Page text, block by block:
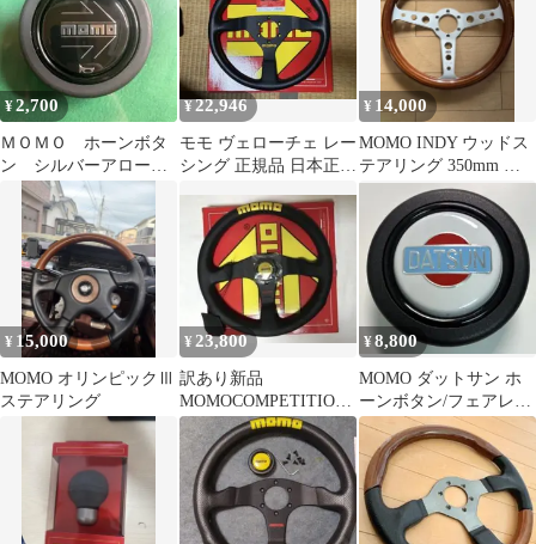
¥2,700
ＭＯＭＯ ホーンボタ
ン シルバーアロー
ＨＢ０２
¥22,946
モモ ヴェローチェ レー
シング 正規品 日本正規
¥ 14,000
MOMO INDY ウッドス
テアリング 350mm シ
ルバースポーク イタリ
ア製
¥ 15,000
MOMO オリンピックⅢ
ステアリング
¥ 23,800
訳あり新品
MOMOCOMPETITION
モモコンペティション
35φ 日本正規品
¥8,800
MOMO ダットサン ホ
ーンボタン/フェアレデ
ィ/ケンメリ/ハコスカ
GTR